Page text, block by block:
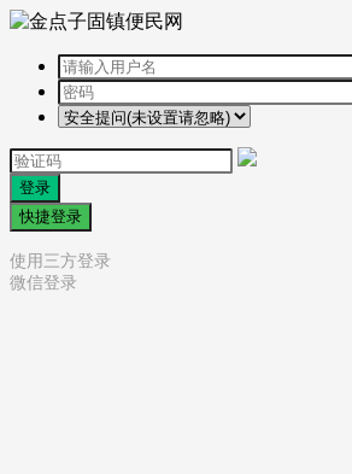
登录
快捷登录
使用三方登录
微信登录